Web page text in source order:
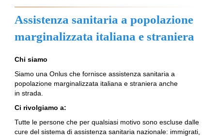
Assistenza sanitaria a popolazione
marginalizzata italiana e straniera
Chi siamo
Siamo una Onlus che fornisce assistenza sanitaria a
popolazione marginalizzata italiana e straniera anche
in strada.
Ci rivolgiamo a:
Tutte le persone che per qualsiasi motivo sono escluse dalle
cure del sistema di assistenza sanitaria nazionale: immigrati,